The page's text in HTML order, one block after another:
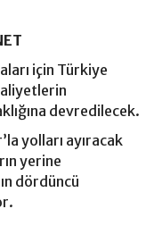
için Türkiye
devredilecek.
yolları ayıracak
yerine
dördüncü